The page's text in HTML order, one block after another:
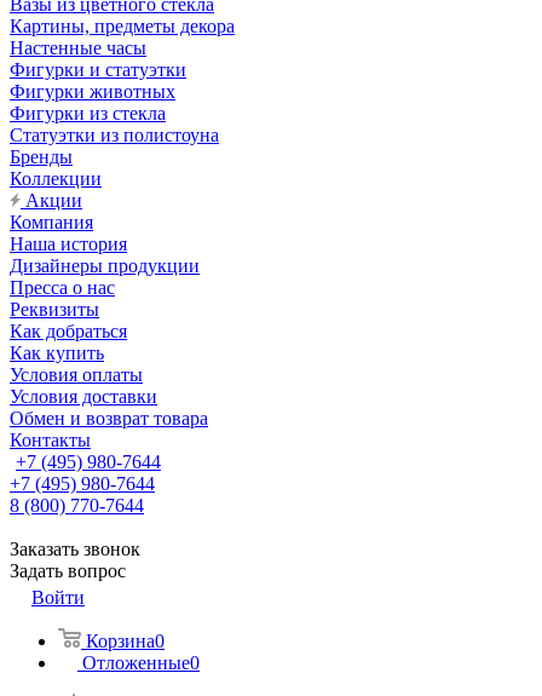
Вазы из цветного стекла
Картины, предметы декора
Настенные часы
Фигурки и статуэтки
Фигурки животных
Фигурки из стекла
Статуэтки из полистоуна
Бренды
Коллекции
Акции
Компания
Наша история
Дизайнеры продукции
Пресса о нас
Реквизиты
Как добраться
Как купить
Условия оплаты
Условия доставки
Обмен и возврат товара
Контакты
+7 (495) 980-7644
+7 (495) 980-7644
8 (800) 770-7644
Заказать звонок
Задать вопрос
Войти
Корзина0
Отложенные0